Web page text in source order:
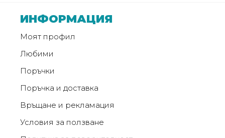
ИНФОРМАЦИЯ
Моят профил
Любими
Поръчки
Поръчка и доставка
Връщане и рекламация
Условия за ползване